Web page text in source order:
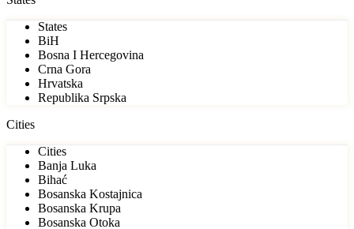
States
BiH
Bosna I Hercegovina
Crna Gora
Hrvatska
Republika Srpska
Cities
Cities
Banja Luka
Bihać
Bosanska Kostajnica
Bosanska Krupa
Bosanska Otoka